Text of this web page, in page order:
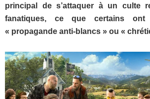
principal de s’attaquer à un culte
fanatiques, ce que certains
« propagande anti-blancs » ou «